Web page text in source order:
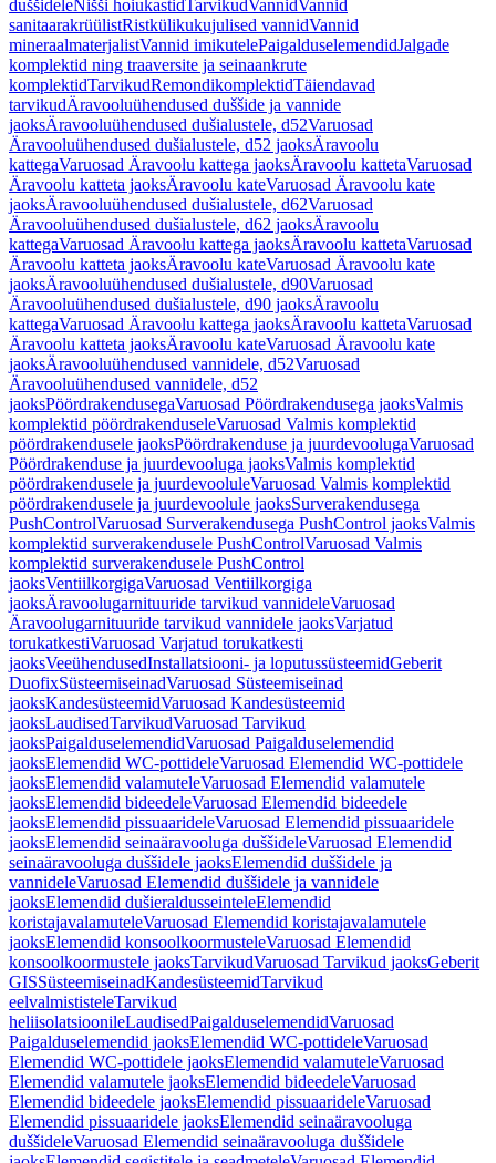
duššideleNišši hoiukastidTarvikudVannidVannid
sanitaarakrüülistRistkülikukujulised vannidVannid
mineraalmaterjalistVannid imikutelePaigalduselemendidJalgade
komplektid ning traaversite ja seinaankrute
komplektidTarvikudRemondikomplektidTäiendavad
tarvikudÄravooluühendused duššide ja vannide
jaoksÄravooluühendused dušialustele, d52Varuosad
Äravooluühendused dušialustele, d52 jaoksÄravoolu
kattegaVaruosad Äravoolu kattega jaoksÄravoolu kattetaVaruosad
Äravoolu katteta jaoksÄravoolu kateVaruosad Äravoolu kate
jaoksÄravooluühendused dušialustele, d62Varuosad
Äravooluühendused dušialustele, d62 jaoksÄravoolu
kattegaVaruosad Äravoolu kattega jaoksÄravoolu kattetaVaruosad
Äravoolu katteta jaoksÄravoolu kateVaruosad Äravoolu kate
jaoksÄravooluühendused dušialustele, d90Varuosad
Äravooluühendused dušialustele, d90 jaoksÄravoolu
kattegaVaruosad Äravoolu kattega jaoksÄravoolu kattetaVaruosad
Äravoolu katteta jaoksÄravoolu kateVaruosad Äravoolu kate
jaoksÄravooluühendused vannidele, d52Varuosad
Äravooluühendused vannidele, d52
jaoksPöördrakendusegaVaruosad Pöördrakendusega jaoksValmis
komplektid pöördrakenduseleVaruosad Valmis komplektid
pöördrakendusele jaoksPöördrakenduse ja juurdevoolugaVaruosad
Pöördrakenduse ja juurdevooluga jaoksValmis komplektid
pöördrakendusele ja juurdevooluleVaruosad Valmis komplektid
pöördrakendusele ja juurdevoolule jaoksSurverakendusega
PushControlVaruosad Surverakendusega PushControl jaoksValmis
komplektid surverakendusele PushControlVaruosad Valmis
komplektid surverakendusele PushControl
jaoksVentiilkorgigaVaruosad Ventiilkorgiga
jaoksÄravoolugarnituuride tarvikud vannideleVaruosad
Äravoolugarnituuride tarvikud vannidele jaoksVarjatud
torukatkestiVaruosad Varjatud torukatkesti
jaoksVeeühendusedInstallatsiooni- ja loputussüsteemidGeberit
DuofixSüsteemiseinadVaruosad Süsteemiseinad
jaoksKandesüsteemidVaruosad Kandesüsteemid
jaoksLaudisedTarvikudVaruosad Tarvikud
jaoksPaigalduselemendidVaruosad Paigalduselemendid
jaoksElemendid WC-pottideleVaruosad Elemendid WC-pottidele
jaoksElemendid valamuteleVaruosad Elemendid valamutele
jaoksElemendid bideedeleVaruosad Elemendid bideedele
jaoksElemendid pissuaarideleVaruosad Elemendid pissuaaridele
jaoksElemendid seinaäravooluga duššideleVaruosad Elemendid
seinaäravooluga duššidele jaoksElemendid duššidele ja
vannideleVaruosad Elemendid duššidele ja vannidele
jaoksElemendid dušieraldusseinteleElemendid
koristajavalamuteleVaruosad Elemendid koristajavalamutele
jaoksElemendid konsoolkoormusteleVaruosad Elemendid
konsoolkoormustele jaoksTarvikudVaruosad Tarvikud jaoksGeberit
GISSüsteemiseinadKandesüsteemidTarvikud
eelvalmististeleTarvikud
heliisolatsioonileLaudisedPaigalduselemendidVaruosad
Paigalduselemendid jaoksElemendid WC-pottideleVaruosad
Elemendid WC-pottidele jaoksElemendid valamuteleVaruosad
Elemendid valamutele jaoksElemendid bideedeleVaruosad
Elemendid bideedele jaoksElemendid pissuaarideleVaruosad
Elemendid pissuaaridele jaoksElemendid seinaäravooluga
duššideleVaruosad Elemendid seinaäravooluga duššidele